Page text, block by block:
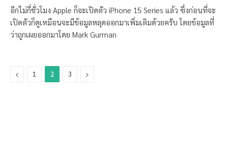
อีกไม่กี่ชั่วโมง Apple ก็จะเปิดตัว iPhone 15 Series แล้ว ซึ่งก่อนที่จะ
เปิดตัวก็ดูเหมือนจะมีข้อมูลหลุดออกมาเพิ่มเติมด้วยครับ โดยข้อมูลที่
ว่าถูกเผยออกมาโดย Mark Gurman
Previous
1 2 3 Next